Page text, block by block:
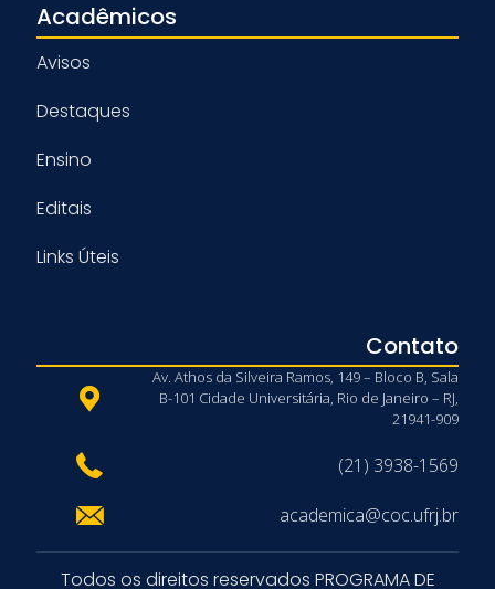
Acadêmicos
Avisos
Destaques
Ensino
Editais
Links Úteis
Contato
Av. Athos da Silveira Ramos, 149 – Bloco B, Sala
B-101 Cidade Universitária, Rio de Janeiro – RJ,
21941-909
(21) 3938-1569
academica@coc.ufrj.br
Todos os direitos reservados PROGRAMA DE